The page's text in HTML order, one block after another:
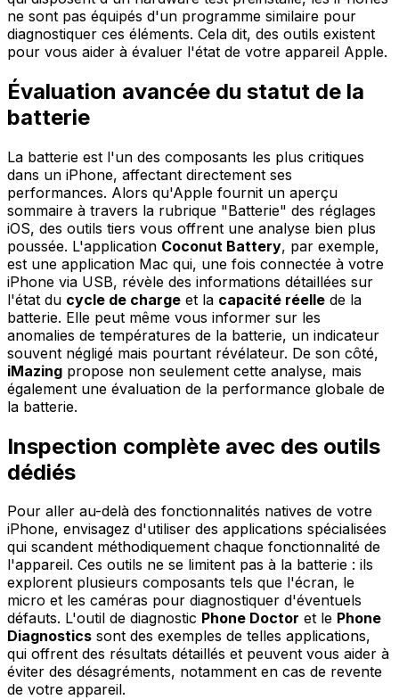
ne sont pas équipés d'un programme similaire pour
diagnostiquer ces éléments. Cela dit, des outils existent
pour vous aider à évaluer l'état de votre appareil Apple.
Évaluation avancée du statut de la
batterie
La batterie est l'un des composants les plus critiques
dans un iPhone, affectant directement ses
performances. Alors qu'Apple fournit un aperçu
sommaire à travers la rubrique "Batterie" des réglages
iOS, des outils tiers vous offrent une analyse bien plus
poussée. L'application Coconut Battery, par exemple,
est une application Mac qui, une fois connectée à votre
iPhone via USB, révèle des informations détaillées sur
l'état du cycle de charge et la capacité réelle de la
batterie. Elle peut même vous informer sur les
anomalies de températures de la batterie, un indicateur
souvent négligé mais pourtant révélateur. De son côté,
iMazing propose non seulement cette analyse, mais
également une évaluation de la performance globale de
la batterie.
Inspection complète avec des outils
dédiés
Pour aller au-delà des fonctionnalités natives de votre
iPhone, envisagez d'utiliser des applications spécialisées
qui scandent méthodiquement chaque fonctionnalité de
l'appareil. Ces outils ne se limitent pas à la batterie : ils
explorent plusieurs composants tels que l'écran, le
micro et les caméras pour diagnostiquer d'éventuels
défauts. L'outil de diagnostic Phone Doctor et le Phone
Diagnostics sont des exemples de telles applications,
qui offrent des résultats détaillés et peuvent vous aider à
éviter des désagréments, notamment en cas de revente
de votre appareil.